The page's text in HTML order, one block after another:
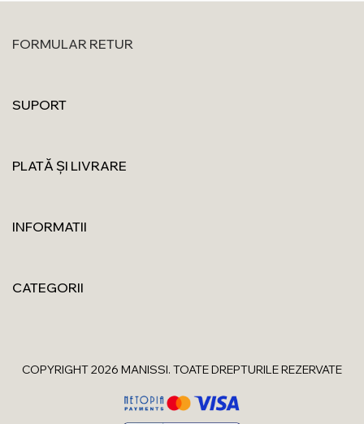
FORMULAR RETUR
SUPORT
PLATĂ ȘI LIVRARE
INFORMATII
CATEGORII
COPYRIGHT 2026 MANISSI. TOATE DREPTURILE REZERVATE